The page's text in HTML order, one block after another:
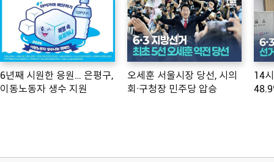
6년째 시원한 응원… 은평구,
이동노동자 생수 지원
오세훈 서울시장 당선, 시의
회·구청장 민주당 압승
14